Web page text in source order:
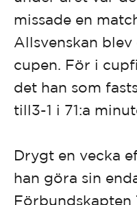
missade en
Allsvenskan
cupen. För i
det han som
till3-1 i 71:a
Drygt en vecka
han göra sin
Förbundskapten